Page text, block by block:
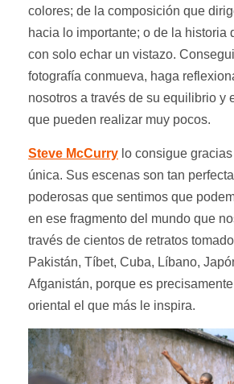
colores; de la composición que
hacia lo importante; o de la historia
con solo echar un vistazo.
fotografía conmueva, haga
nosotros a través de su equilibrio y
que pueden realizar muy pocos.
Steve McCurry lo consigue
única. Sus escenas son tan
poderosas que sentimos que
en ese fragmento del mundo que
través de cientos de retratos
Pakistán, Tíbet, Cuba, Líbano,
Afganistán, porque es
oriental el que más le inspira.